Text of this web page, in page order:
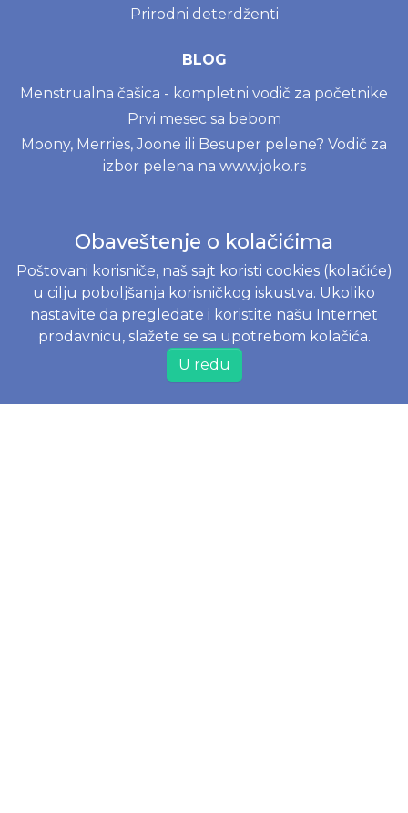
Prirodni deterdženti
BLOG
Menstrualna čašica - kompletni vodič za početnike
Prvi mesec sa bebom
Moony, Merries, Joone ili Besuper pelene? Vodič za
izbor pelena na www.joko.rs
Politika o kolačićima
Uslovi korišćenja
Politika privatnosti
Naručivanje i dostava
Reklamacije i odustajanje od kupovine
Najčešće postavljena pitanja
Obaveštenje o kolačićima
Poštovani korisniče, naš sajt koristi cookies (kolačiće)
u cilju poboljšanja korisničkog iskustva. Ukoliko
nastavite da pregledate i koristite našu Internet
prodavnicu, slažete se sa upotrebom kolačića.
U redu